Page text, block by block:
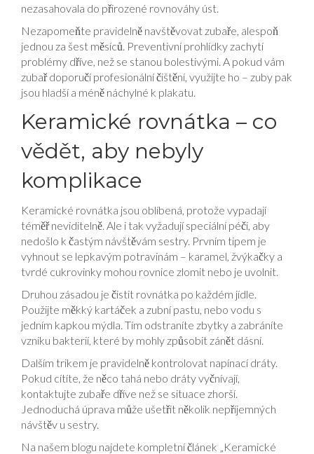
nezasahovala do přirozené rovnováhy úst.
Nezapomeňte pravidelně navštěvovat zubaře, alespoň
jednou za šest měsíců. Preventivní prohlídky zachytí
problémy dříve, než se stanou bolestivými. A pokud vám
zubař doporučí profesionální čištění, využijte ho – zuby pak
jsou hladší a méně náchylné k plakatu.
Keramické rovnátka – co
vědět, aby nebyly
komplikace
Keramické rovnátka jsou oblíbená, protože vypadají
téměř neviditelně. Ale i tak vyžadují speciální péči, aby
nedošlo k častým návštěvám sestry. Prvním tipem je
vyhnout se lepkavým potravinám – karamel, žvýkačky a
tvrdé cukrovinky mohou rovnice zlomit nebo je uvolnit.
Druhou zásadou je čistit rovnátka po každém jídle.
Použijte měkký kartáček a zubní pastu, nebo vodu s
jedním kapkou mýdla. Tím odstraníte zbytky a zabráníte
vzniku bakterií, které by mohly způsobit zánět dásní.
Dalším trikem je pravidelně kontrolovat napínací dráty.
Pokud cítíte, že něco tahá nebo dráty vyčnívají,
kontaktujte zubaře dříve než se situace zhorší.
Jednoduchá úprava může ušetřit několik nepříjemných
návštěv u sestry.
Na našem blogu najdete kompletní článek „Keramické